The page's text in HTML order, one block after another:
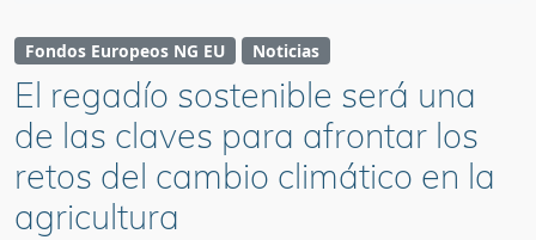
Fondos Europeos NG EU Noticias
El regadío sostenible será una
de las claves para afrontar los
retos del cambio climático en la
agricultura